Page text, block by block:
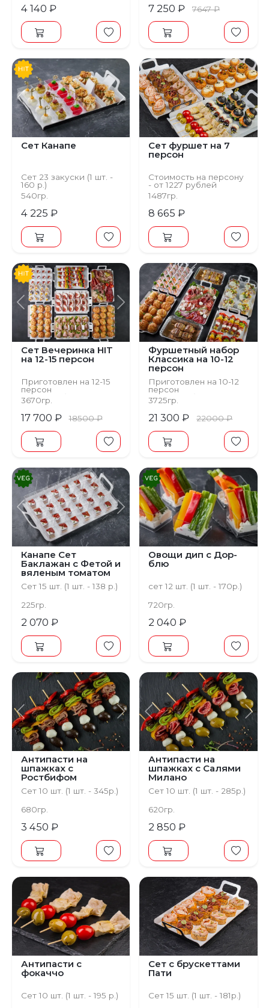
4 140 ₽ 7 250 ₽ 7647 ₽
Предыдущий Следующий
Сет Канапе
Сет 23 закуски (1 шт. -
160 р.)
540гр.
4 225 ₽
Сет фуршет на 7
персон
Стоимость на персону
- от 1227 рублей
1487гр.
8 665 ₽
Предыдущий Следующий
Сет Вечеринка HIT
на 12-15 персон
Приготовлен на 12-15
персон
от 1157 руб. на персону
3670гр.
17 700 ₽ 18500 ₽
Фуршетный набор
Классика на 10-12
персон
Приготовлен на 10-12
персон
от 1723 рублей на
персону
3725гр.
21 300 ₽ 22000 ₽
Предыдущий Следующий
Канапе Сет
Баклажан с Фетой и
вяленым томатом
Сет 15 шт. (1 шт. - 138 р.)
225гр.
2 070 ₽
Овощи дип с Дор-
блю
сет 12 шт. (1 шт. - 170р.)
720гр.
2 040 ₽
Предыдущий Следующий
Антипасти на
шпажках с
Ростбифом
Сет 10 шт. (1 шт. - 345р.)
680гр.
3 450 ₽
Предыдущий
Антипасти на
шпажках с Салями
Милано
Cет 10 шт. (1 шт. - 285р.)
620гр.
2 850 ₽
Антипасти с
фокаччо
Сет 10 шт. (1 шт. - 195 р.)
Сет с брускеттами
Пати
Сет 15 шт. (1 шт. - 181р.)